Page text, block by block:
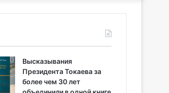
for
Высказывания
Президента Токаева за
более чем 30 лет